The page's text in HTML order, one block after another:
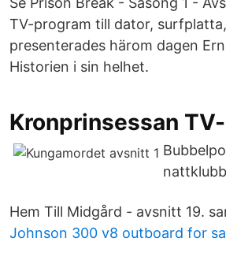
TV-program till dator,
presenterades härom dagen
Historien i sin helhet.
Kronprinsessan
Hem Till Midgård - avsnitt 19.
Johnson 300 v8 outboard for